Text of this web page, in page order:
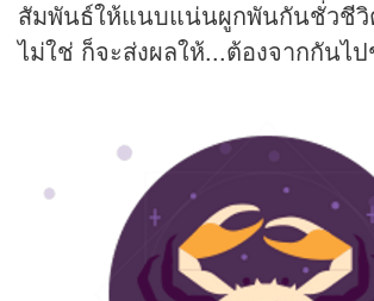
สัมพันธ์ให้แนบแน่นผูกพันกันชั่วชีวิ
ไม่ใช่ ก็จะส่งผลให้...ต้องจากกันไ